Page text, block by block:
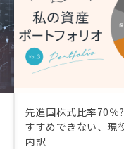
先進国株式比率70％
すすめできない、現
内訳